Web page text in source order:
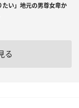
たい」地元の男尊女卑か
る